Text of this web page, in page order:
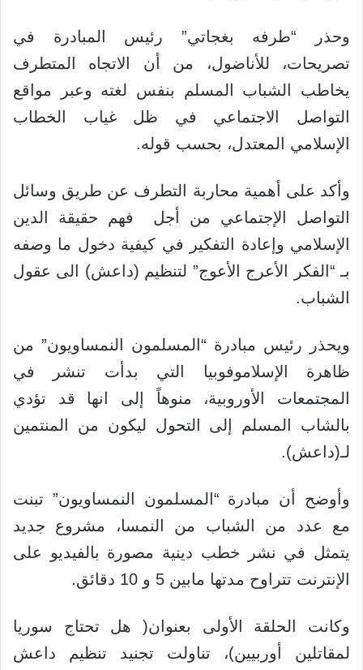
وحذر “طرفه بغجاتي” رئيس المبادرة في
تصريحات، للأناضول، من أن الاتجاه المتطرف
يخاطب الشباب المسلم بنفس لغته وعبر مواقع
التواصل الاجتماعي في ظل غياب الخطاب
الإسلامي المعتدل، بحسب قوله.
وأكد على أهمية محاربة التطرف عن طريق وسائل
التواصل الإجتماعي من أجل فهم حقيقة الدين
الإسلامي وإعادة التفكير في كيفية دخول ما وصفه
بـ “الفكر الأعرج الأعوج” لتنظيم (داعش) الى عقول
الشباب.
ويحذر رئيس مبادرة “المسلمون النمساويون” من
ظاهرة الإسلاموفوبيا التي بدأت تنشر في
المجتمعات الأوروبية، منوهاً إلى انها قد تؤدي
بالشاب المسلم إلى التحول ليكون من المنتمين
لـ(داعش).
وأوضح أن مبادرة “المسلمون النمساويون” تبنت
مع عدد من الشباب من النمسا، مشروع جديد
يتمثل في نشر خطب دينية مصورة بالفيديو على
الإنترنت تتراوح مدتها مابين 5 و 10 دقائق.
وكانت الحلقة الأولى بعنوان( هل تحتاج سوريا
لمقاتلين أوربيين)، تناولت تجنيد تنظيم داعش